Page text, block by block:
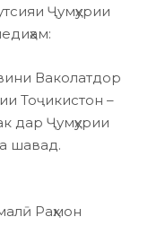
Ҷумҳурии
Ваколатдор
Тоҷикистон –
дар Ҷумҳурии
шавад.
Раҳмон